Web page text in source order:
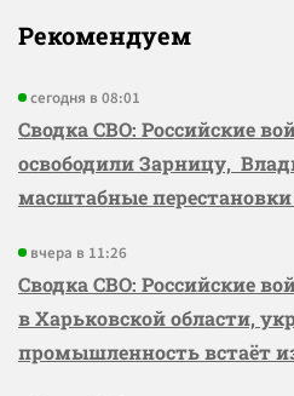
Рекомендуем
сегодня в 08:01
Сводка СВО: Российские
освободили Зарницу,
масштабные
вчера в 11:26
Сводка СВО: Российские
в Харьковской области,
промышленность встаёт